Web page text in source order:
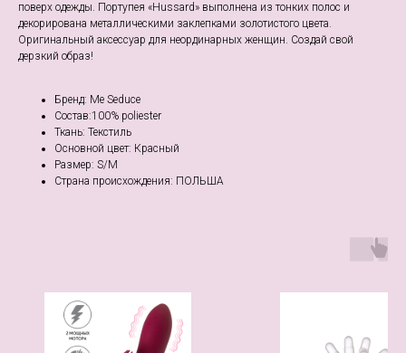
поверх одежды. Портупея «Hussard» выполнена из тонких полос и
декорирована металлическими заклепками золотистого цвета.
Оригинальный аксессуар для неординарных женщин. Создай свой
дерзкий образ!
Бренд: Me Seduce
Состав:100% poliester
Ткань: Текстиль
Основной цвет: Красный
Размер: S/M
Страна происхождения: ПОЛЬША